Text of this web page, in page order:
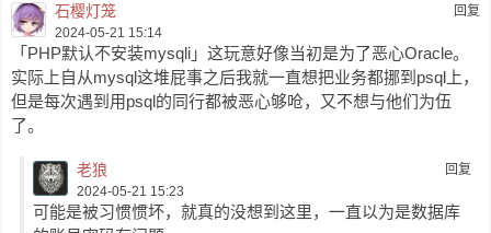
回复
石樱灯笼
2024-05-21 15:14
「PHP默认不安装mysqli」这玩意好像当初是为了恶心Oracle。
实际上自从mysql这堆屁事之后我就一直想把业务都挪到psql上，
但是每次遇到用psql的同行都被恶心够呛，又不想与他们为伍
了。
回复
老狼
2024-05-21 15:23
可能是被习惯惯坏，就真的没想到这里，一直以为是数据库